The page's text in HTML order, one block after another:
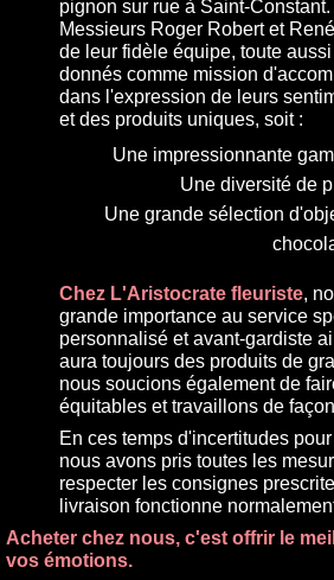
pignon sur rue à Saint-
Messieurs Roger Robert et
de leur fidèle équipe, toute
donnés comme mission
dans l'expression de leurs
et des produits uniques, soit :
Une impressionnante
Une diversité de
Une grande sélection
Chez L'Aristocrate fleuriste,
grande importance au service
personnalisé et avant-gardiste
aura toujours des produits de
nous soucions également de
équitables et travaillons de
En ces temps d'incertitudes
nous avons pris toutes les
respecter les consignes
livraison fonctionne
Acheter chez nous, c'est offrir le
vos émotions.